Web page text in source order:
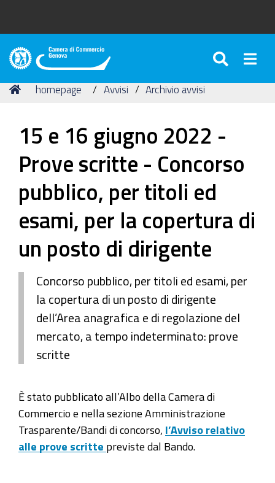
Camera
Commercio
Tu
Home
homepage Avvisi Archivio avvisi
15 e 16 giugno 2022 -
Prove scritte - Concorso
pubblico, per titoli ed
esami, per la copertura di
un posto di dirigente
Concorso pubblico, per titoli ed esami, per
la copertura di un posto di dirigente
dell’Area anagrafica e di regolazione del
mercato, a tempo indeterminato: prove
scritte
È stato pubblicato all’Albo della Camera di
Commercio e nella sezione Amministrazione
Trasparente/Bandi di concorso, l’Avviso relativo
alle prove scritte previste dal Bando.